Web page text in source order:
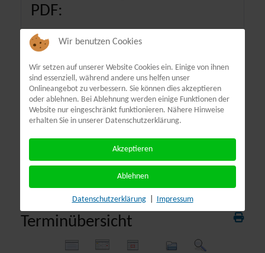
PDF:
Terminübersicht
Wir benutzen Cookies
Wir setzen auf unserer Website Cookies ein. Einige von ihnen
sind essenziell, während andere uns helfen unser
Onlineangebot zu verbessern. Sie können dies akzeptieren
oder ablehnen. Bei Ablehnung werden einige Funktionen der
Website nur eingeschränkt funktionieren. Nähere Hinweise
erhalten Sie in unserer Datenschutzerklärung.
Akzeptieren
Ablehnen
Datenschutzerklärung Impressum